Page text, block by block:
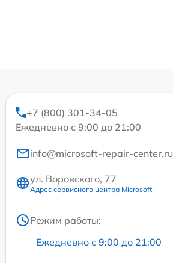
+7 (800) 301-34-05
Ежедневно с 9:00 до 21:00
info@microsoft-repair-center.ru
ул. Воровского, 77
Адрес сервисного центра Microsoft
Режим работы:
Ежедневно с 9:00 до 21:00